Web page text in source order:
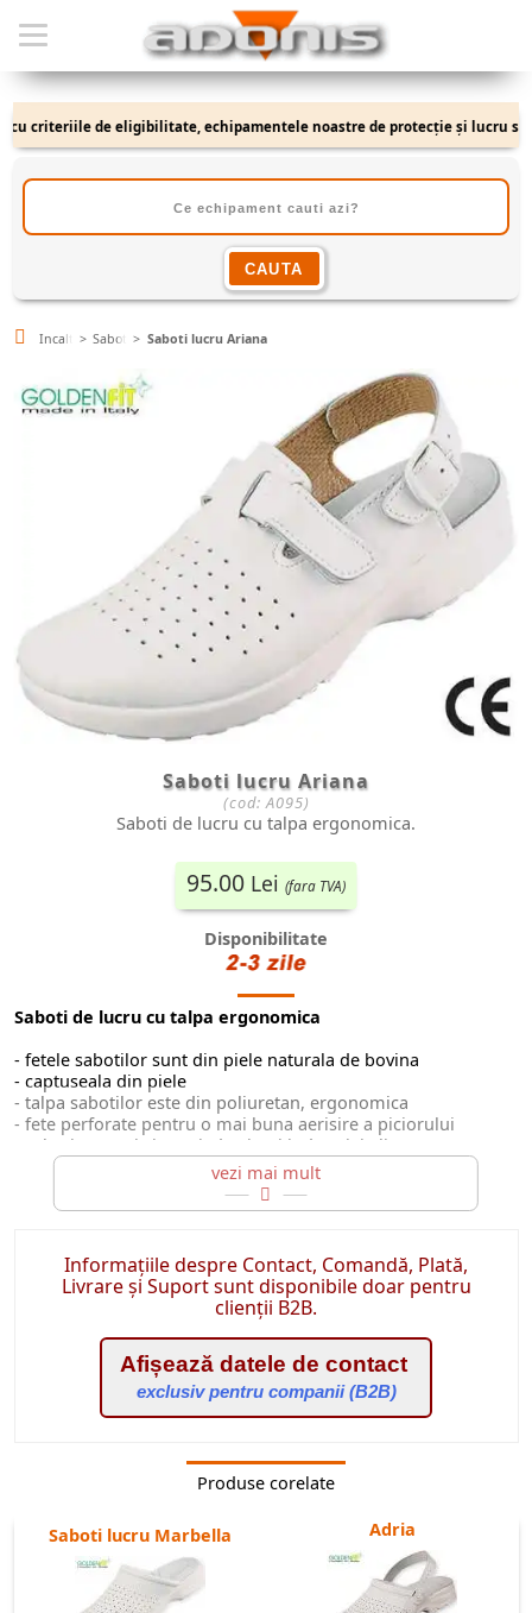
criteriile de eligibilitate, echipamentele noastre de protecție și lucru se
Incaltaminte
Saboti Saboti lucru Ariana
Saboti lucru Ariana
(cod:A095)
Saboti de lucru cu talpa ergonomica.
95.00 Lei (fara TVA)
Disponibilitate
Saboti de lucru cu talpa ergonomica
- fetele sabotilor sunt din piele naturala de bovina
- captuseala din piele
- talpa sabotilor este din poliuretan, ergonomica
- fete perforate pentru o mai buna aerisire a piciorului
- saboti comozi si usori, destinati industriei alimentare,
farmaceutice si spitalelor
Marimi: 35-47
Informațiile despre Contact, Comandă, Plată,
Livrare și Suport sunt disponibile doar pentru
clienții B2B.
Afișează datele de contact
exclusiv pentru companii (B2B)
Produse corelate
Saboti lucru Marbella Adria